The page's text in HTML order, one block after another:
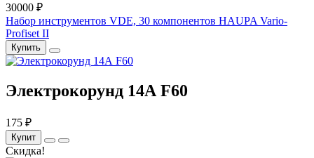
30000 ₽
Набор инструментов VDE, 30 компонентов HAUPA Vario-
Profiset II
Купить
Электрокорунд 14А F60
175 ₽
Купит
Скидка!